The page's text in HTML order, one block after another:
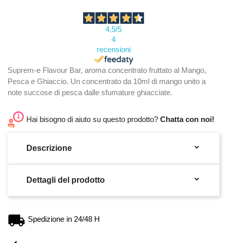
4,5/5
4
recensioni
Suprem-e Flavour Bar, aroma concentrato fruttato al Mango,
Pesca e Ghiaccio. Un concentrato da 10ml di mango unito a
note succose di pesca dalle sfumature ghiacciate.
Hai bisogno di aiuto su questo prodotto? Chatta con noi!
Descrizione 
Dettagli del prodotto 
Spedizione in 24/48 H